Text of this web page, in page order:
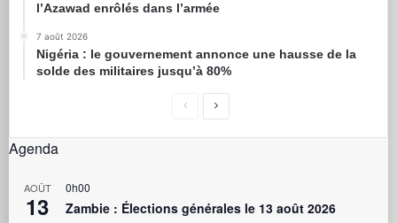
l’Azawad enrôlés dans l’armée
7 août 2026
Nigéria : le gouvernement annonce une hausse de la
solde des militaires jusqu’à 80%
Agenda
AOÛT
13
0h00
Zambie : Élections générales le 13 août 2026